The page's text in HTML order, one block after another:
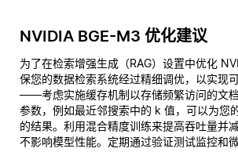
NVIDIA BGE-M3 优化建议
为了在检索增强生成（RAG）设置中优化
保您的数据检索系统经过精细调优，以实现
——考虑实施缓存机制以存储频繁访问的文
参数，例如最近邻搜索中的 k 值，可以为您
的结果。利用混合精度训练来提高吞吐量并
不影响模型性能。定期通过验证测试监控和